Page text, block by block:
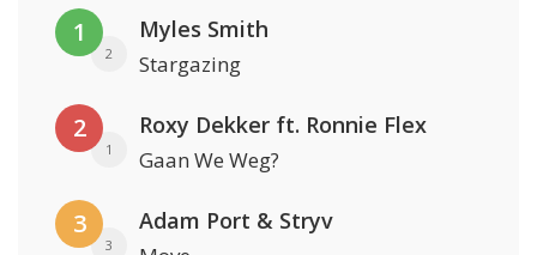
1
2
Myles Smith
Stargazing
2
1
Roxy Dekker ft. Ronnie Flex
Gaan We Weg?
3
3
Adam Port & Stryv